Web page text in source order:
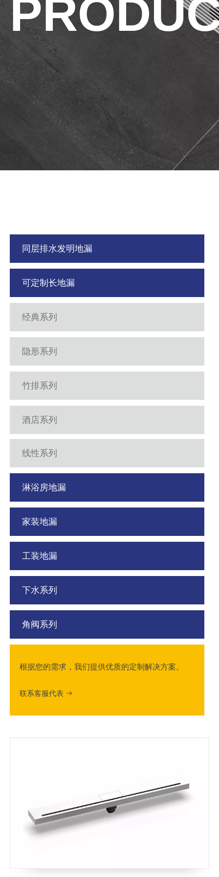
同层排水发明地漏
可定制长地漏
经典系列
隐形系列
竹排系列
酒店系列
线性系列
淋浴房地漏
家装地漏
工装地漏
下水系列
角阀系列
根据您的需求，我们提供优质的定制解决方案。
联系客服代表 